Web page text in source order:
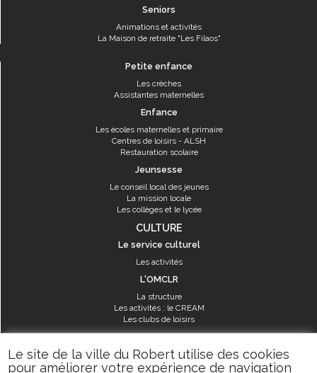
Le site de la ville du Robert utilise des cookies
pour améliorer votre expérience de navigation
Seniors
Animations et activités
La Maison de retraite "Les Filaos"
Petite enfance
Les crèches
Assistantes maternelles
Enfance
Les écoles maternelles et primaire
Centres de loisirs - ALSH
Restauration scolaire
Jeunsesse
Le conseil local des jeunes
La mission locale
Les collèges et le lycée
CULTURE
Le service culturel
Les activités
L'OMCLR
La structure
Les activités : le CREAM
Les clubs de loisirs
SPORT
Les équipements sportifs